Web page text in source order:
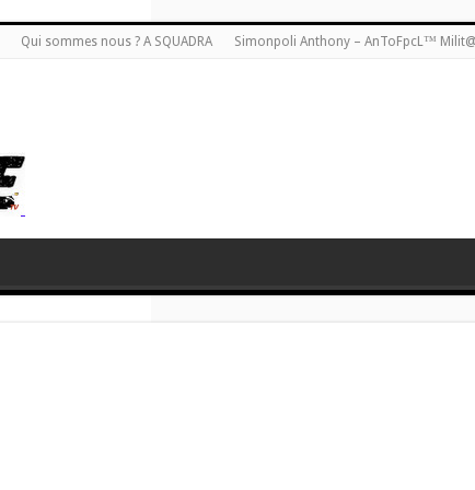
Qui sommes nous ? A SQUADRA Simonpoli Anthony – AnToFpcL™